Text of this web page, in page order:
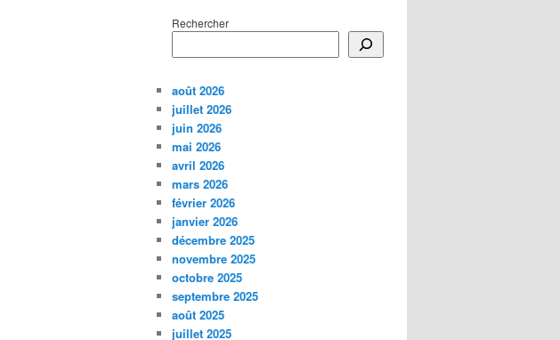
Rechercher
août 2026
juillet 2026
juin 2026
mai 2026
avril 2026
mars 2026
février 2026
janvier 2026
décembre 2025
novembre 2025
octobre 2025
septembre 2025
août 2025
juillet 2025